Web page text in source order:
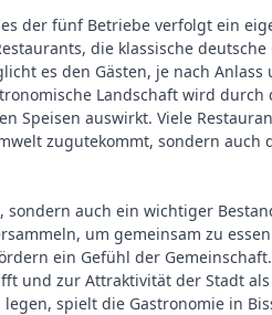
der fünf Betriebe verfolgt ein
die klassische
es den Gästen, je nach
Landschaft wird
Speisen auswirkt. Viele
zugutekommt, sondern auch
auch ein wichtiger
um gemeinsam zu
ein Gefühl der
und zur Attraktivität der Stadt
spielt die Gastronomie in